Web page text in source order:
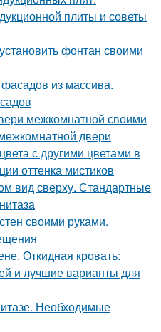
плиты и советы
фонтан своими
из массива.
межкомнатной своими
двери
с другими цветами в
оттенка мистиков
вид сверху. Стандартные
своими руками.
Откидная кровать:
и лучшие варианты для
Необходимые